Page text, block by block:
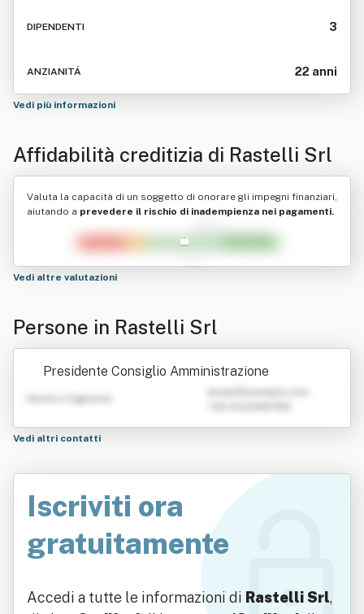
DIPENDENTI 3
ANZIANITÁ 22 anni
Vedi più informazioni
Affidabilità creditizia di Rastelli Srl
Valuta la capacità di un soggetto di onorare gli impegni finanziari,
aiutando a prevedere il rischio di inadempienza nei pagamenti.
Vedi altre valutazioni
Persone in Rastelli Srl
Presidente Consiglio Amministrazione
Nome e Cognome
Vedi altri contatti
Iscriviti ora
gratuitamente
Accedi a tutte le informazioni di Rastelli Srl,